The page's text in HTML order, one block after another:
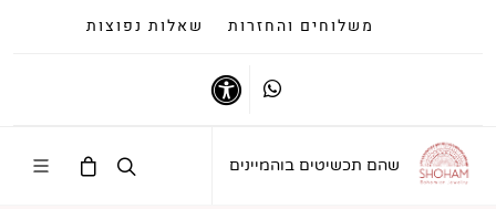
משלוחים והחזרות שאלות נפוצות
Whatsapp
שהם תכשיטים בוהמיינים